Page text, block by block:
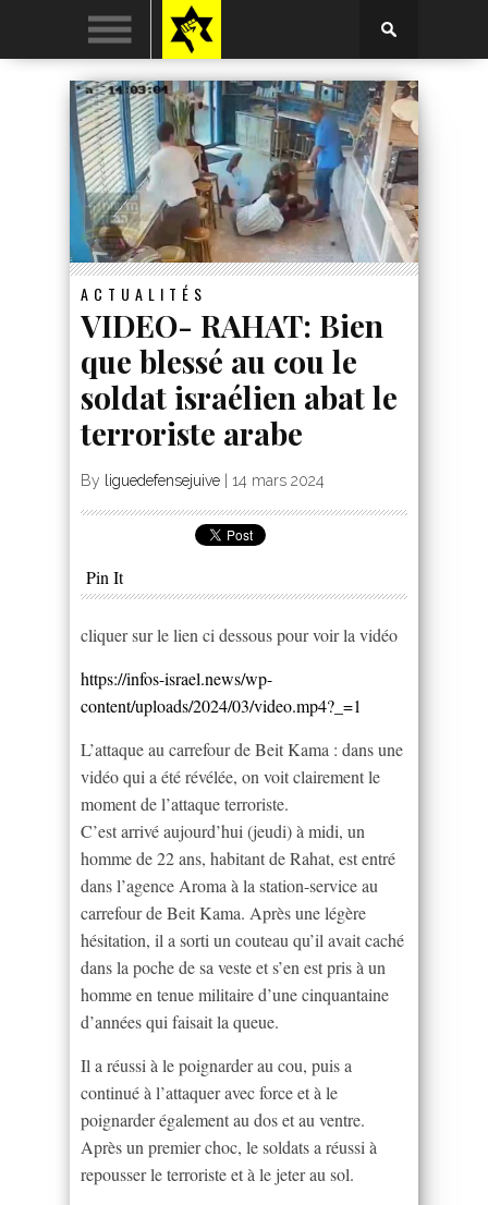
ACTUALITÉS
VIDEO- RAHAT: Bien
que blessé au cou le
soldat israélien abat le
terroriste arabe
By liguedefensejuive 14 mars 2024
Pin It
cliquer sur le lien ci dessous pour voir la vidéo
https://infos-israel.news/wp-
content/uploads/2024/03/video.mp4?_=1
L’attaque au carrefour de Beit Kama : dans une
vidéo qui a été révélée, on voit clairement le
moment de l’attaque terroriste.
C’est arrivé aujourd’hui (jeudi) à midi, un
homme de 22 ans, habitant de Rahat, est entré
dans l’agence Aroma à la station-service au
carrefour de Beit Kama. Après une légère
hésitation, il a sorti un couteau qu’il avait caché
dans la poche de sa veste et s’en est pris à un
homme en tenue militaire d’une cinquantaine
d’années qui faisait la queue.
Il a réussi à le poignarder au cou, puis a
continué à l’attaquer avec force et à le
poignarder également au dos et au ventre.
Après un premier choc, le soldats a réussi à
repousser le terroriste et à le jeter au sol.